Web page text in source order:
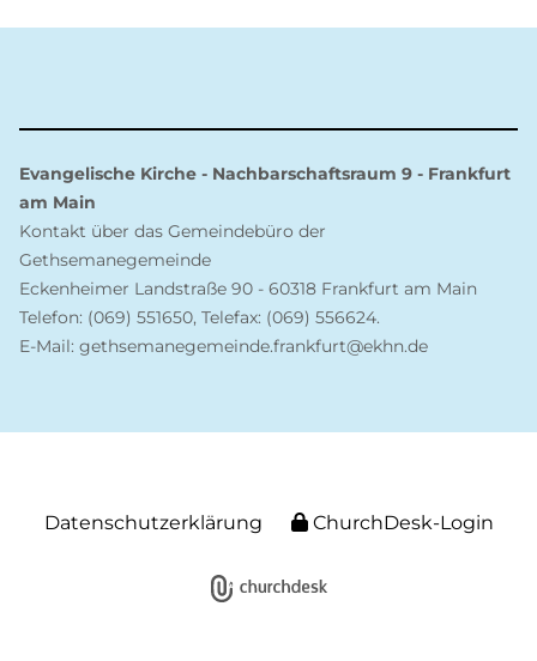
Evangelische Kirche - Nachbarschaftsraum 9 - Frankfurt
am Main
Kontakt über das Gemeindebüro der
Gethsemanegemeinde
Eckenheimer Landstraße 90 - 60318 Frankfurt am Main
Telefon: (069) 551650, Telefax: (069) 556624.
E-Mail: gethsemanegemeinde.frankfurt@ekhn.de
Datenschutzerklärung ChurchDesk-Login